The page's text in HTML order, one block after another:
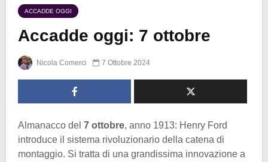
ACCADDE OGGI
Accadde oggi: 7 ottobre
Nicola Comerci 7 Ottobre 2024
Almanacco del 7 ottobre, anno 1913: Henry Ford
introduce il sistema rivoluzionario della catena di
montaggio. Si tratta di una grandissima innovazione a